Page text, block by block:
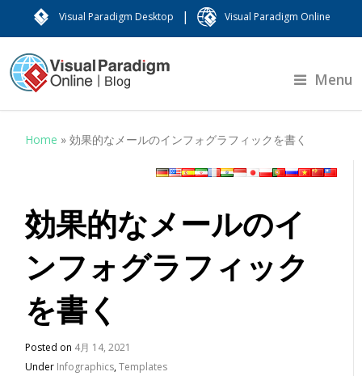
Visual Paradigm Desktop | Visual Paradigm Online
Menu
Home »効果的なメールのインフォグラフィックを書く
効果的なメールのイ
ンフォグラフィック
を書く
Posted on 4月 14, 2021
Under Infographics,Templates